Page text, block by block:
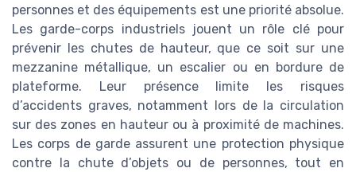
personnes et des équipements est une priorité absolue.
Les garde-corps industriels jouent un rôle clé pour
prévenir les chutes de hauteur, que ce soit sur une
mezzanine métallique, un escalier ou en bordure de
plateforme. Leur présence limite les risques
d’accidents graves, notamment lors de la circulation
sur des zones en hauteur ou à proximité de machines.
Les corps de garde assurent une protection physique
contre la chute d’objets ou de personnes, tout en